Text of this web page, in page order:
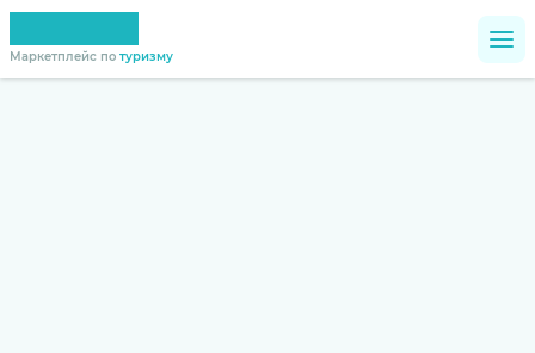
Маркетплейс по туризму